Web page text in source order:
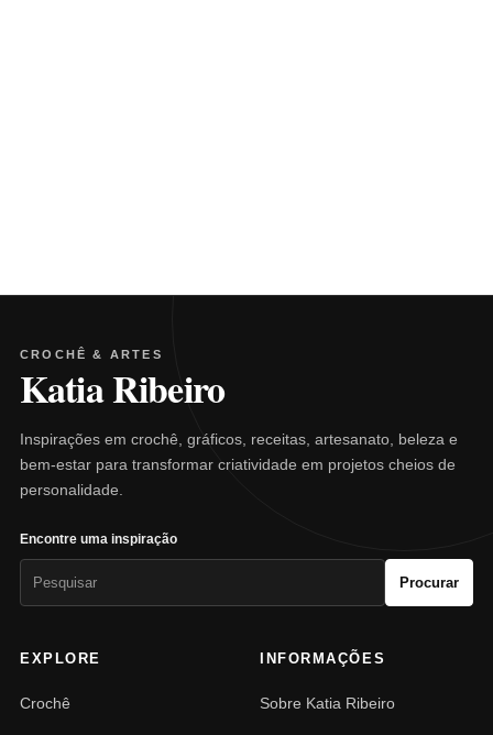
CROCHÊ & ARTES
Katia Ribeiro
Inspirações em crochê, gráficos, receitas, artesanato, beleza e
bem-estar para transformar criatividade em projetos cheios de
personalidade.
Encontre uma inspiração
Procurar
EXPLORE
Crochê
INFORMAÇÕES
Sobre Katia Ribeiro